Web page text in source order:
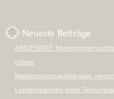
Neueste Beiträge
ABGESAGT:
online
Metsommernachtstraum
Lendermannen beim